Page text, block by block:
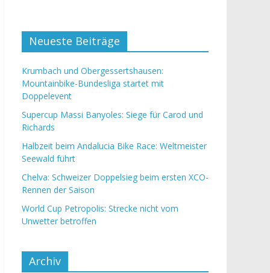
Neueste Beiträge
Krumbach und Obergessertshausen:
Mountainbike-Bundesliga startet mit
Doppelevent
Supercup Massi Banyoles: Siege für Carod und
Richards
Halbzeit beim Andalucia Bike Race: Weltmeister
Seewald führt
Chelva: Schweizer Doppelsieg beim ersten XCO-
Rennen der Saison
World Cup Petropolis: Strecke nicht vom
Unwetter betroffen
Archiv